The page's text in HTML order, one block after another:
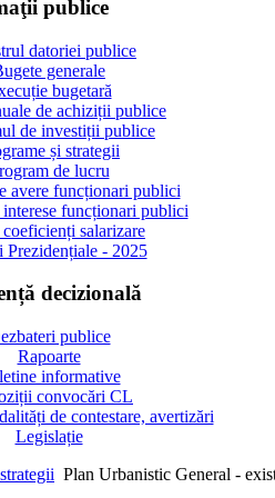
publice
datoriei publice
generale
bugetară
de achiziții publice
de investiții publice
și strategii
de lucru
avere funcționari publici
funcționari publici
salarizare
Prezidențiale - 2025
decizională
publice
Rapoarte
informative
convocări CL
de contestare, avertizări
Legislație
Plan Urbanistic General -